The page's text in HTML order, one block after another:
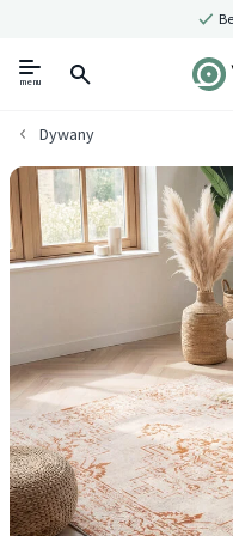
menu
Dywany